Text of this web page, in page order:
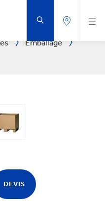
Emballage
DEVIS